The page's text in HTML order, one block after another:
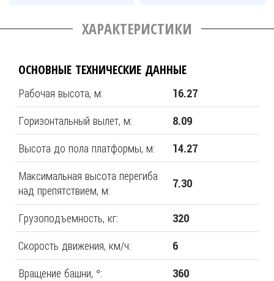
ХАРАКТЕРИСТИКИ
ОСНОВНЫЕ ТЕХНИЧЕСКИЕ ДАННЫЕ
Рабочая высота, м: 16.27
Горизонтальный вылет, м: 8.09
Высота до пола платформы, м: 14.27
Максимальная высота перегиба
над препятствием, м:
7.30
Грузоподъемность, кг: 320
Скорость движения, км/ч: 6
Вращение башни, °: 360